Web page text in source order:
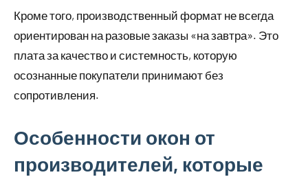
Кроме того, производственный формат не всегда
ориентирован на разовые заказы «на завтра». Это
плата за качество и системность, которую
осознанные покупатели принимают без
сопротивления.
Особенности окон от
производителей, которые